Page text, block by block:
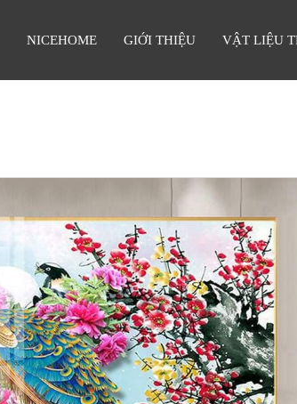
NICEHOME GIỚI THIỆU VẬT LIỆU